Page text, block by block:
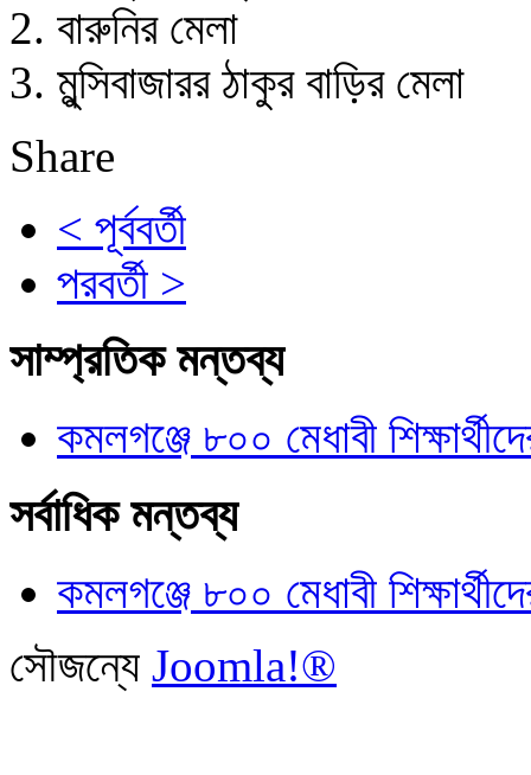
বারুনির মেলা
মুন্সিবাজারর ঠাকুর বাড়ির মেলা
Share
< পূর্ববর্তী
পরবর্তী >
সাম্প্রতিক মন্তব্য
কমলগঞ্জে ৮০০ মেধাবী
সর্বাধিক মন্তব্য
কমলগঞ্জে ৮০০ মেধাবী
সৌজন্যে Joomla!®